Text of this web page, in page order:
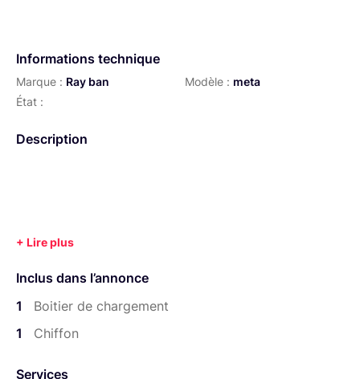
Informations technique
Marque : Ray ban Modèle : meta
État :
Description
Inclus dans l’annonce
1
Boitier de chargement
1
Chiffon
Services